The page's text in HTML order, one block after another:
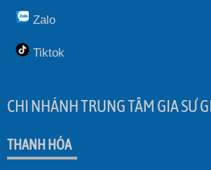
Zalo
Tiktok
CHI NHÁNH TRUNG TÂM GIA SƯ
THANH HÓA